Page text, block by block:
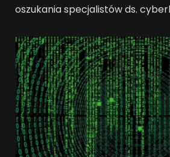
oszukania specjalistów ds.